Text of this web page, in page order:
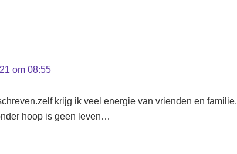
om 08:55
krijg ik veel energie van vrienden en familie.
hoop is geen leven…